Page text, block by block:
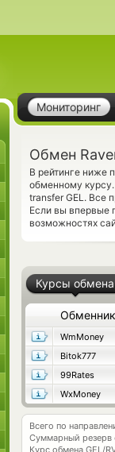
Мониторинг
Обмен
В рейтинге ниже
обменному
transfer GEL. Все
Если вы впервые
возможностях
Курсы обмена
Обменник
WmMoney
Bitok777
99Rates
WxMoney
Всего по
Суммарный резерв
Курс обмена GEL/